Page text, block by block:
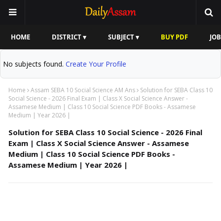
HOME DISTRICT ▾ SUBJECT ▾ BUY PDF
No subjects found. Create Your Profile
Home Assam SEBA 10 Social Science AM Ans
Solution for SEBA Class 10
Social Science - 2026 Final Exam | Class X Social Science Answer -
Assamese Medium | Class 10 Social Science PDF Books - Assamese
Medium | Year 2026 |
Solution for SEBA Class 10 Social Science - 2026 Final
Exam | Class X Social Science Answer - Assamese
Medium | Class 10 Social Science PDF Books -
Assamese Medium | Year 2026 |